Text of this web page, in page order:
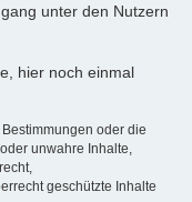
unter den Nutzern
hier noch einmal
oder die
unwahre Inhalte,
geschützte Inhalte